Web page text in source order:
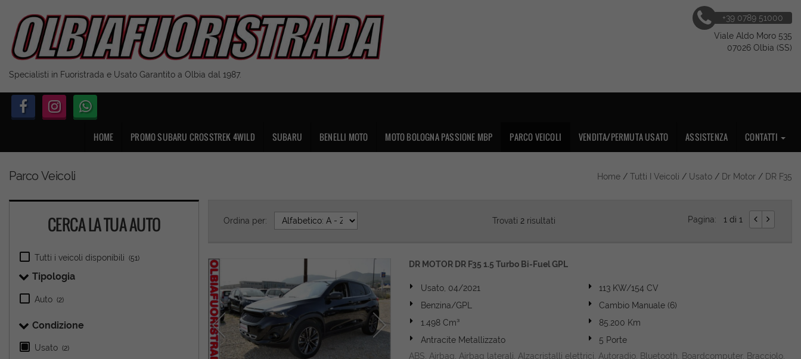
Specialisti in Fuoristrada e Usato Garantito a Olbia dal 1987.
+39 0789 51000
Viale Aldo Moro 535
07026 Olbia (SS)
HOME PROMO SUBARU CROSSTREK 4WILD SUBARU BENELLI MOTO MOTO BOLOGNA PASSIONE MBP PARCO VEICOLI VENDITA/PERMUTA USATO ASSISTENZA CONTATTI
Parco Veicoli Home / Tutti I Veicoli / Usato / Dr Motor / DR F35
CERCA LA TUA AUTO
Tutti i veicoli disponibili (51)
Tipologia
Auto (2)
Condizione
Usato (2)
Ordina per: Trovati 2 risultati Pagina: 1 di 1
DR MOTOR DR F35 1.5 Turbo Bi-Fuel GPL
Usato, 04/2021
113 KW/154 CV
Benzina/GPL
Cambio Manuale (6)
1.498 Cm³
85.200 Km
Antracite Metallizzato
5 Porte
ABS, Airbag, Airbag laterali, Alzacristalli elettrici, Autoradio, Bluetooth, Boardcomputer, Bracciolo,